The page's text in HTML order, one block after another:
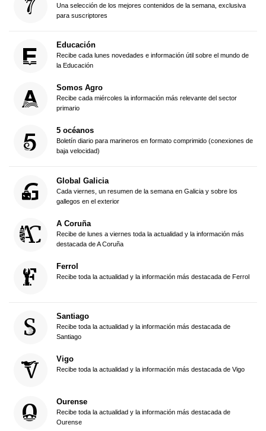
Una selección de los mejores contenidos de la semana, exclusiva
para suscriptores
Educación
Recibe cada lunes novedades e información útil sobre el mundo de
la Educación
Somos Agro
Recibe cada miércoles la información más relevante del sector
primario
5 océanos
Boletín diario para marineros en formato comprimido (conexiones de
baja velocidad)
Global Galicia
Cada viernes, un resumen de la semana en Galicia y sobre los
gallegos en el exterior
A Coruña
Recibe de lunes a viernes toda la actualidad y la información más
destacada de A Coruña
Ferrol
Recibe toda la actualidad y la información más destacada de Ferrol
Santiago
Recibe toda la actualidad y la información más destacada de
Santiago
Vigo
Recibe toda la actualidad y la información más destacada de Vigo
Ourense
Recibe toda la actualidad y la información más destacada de
Ourense